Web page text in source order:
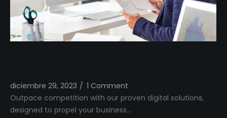
diciembre 29, 2023 / 1 Comment
Outpace competition with our proven digital solutions,
designed to propel your business…